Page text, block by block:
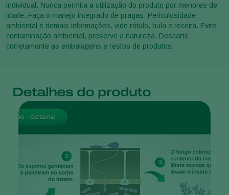
individual. Nunca permita a utilização do produto por menores de
idade. Faça o manejo integrado de pragas. Periculosidade
ambiental e demais informações, vide rótulo, bula e receita. Evite
contaminação ambiental, preserve a natureza. Descarte
corretamente as embalagens e restos de produtos.
Detalhes do produto